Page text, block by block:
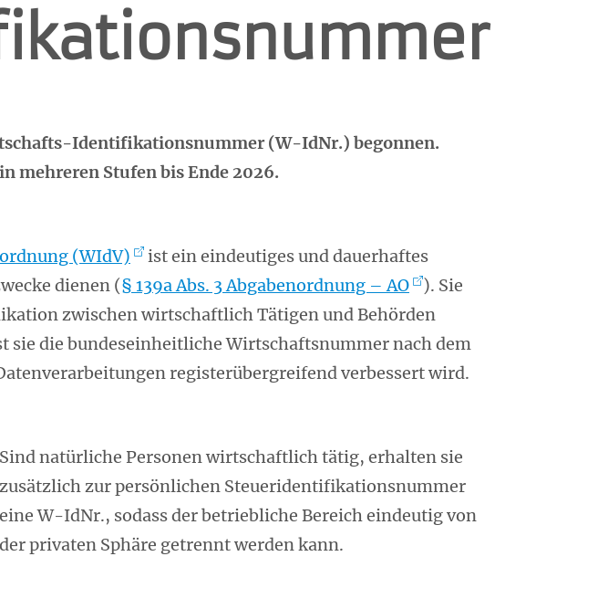
Identifikationsnummer (W-IdNr.) begonnen.
mehreren Stufen bis Ende 2026.
(WIdV)
ist ein eindeutiges und dauerhaftes
dienen (§ 139a Abs. 3 Abgabenordnung – AO
). Sie
zwischen wirtschaftlich Tätigen und Behörden
sie die bundeseinheitliche Wirtschaftsnummer nach dem
registerübergreifend verbessert wird.
Sind natürliche Personen wirtschaftlich tätig, erhalten sie
zusätzlich zur persönlichen Steueridentifikationsnummer
eine W-IdNr., sodass der betriebliche Bereich eindeutig von
der privaten Sphäre getrennt werden kann.